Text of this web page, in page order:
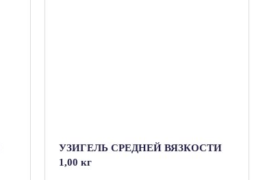
УЗИГЕЛЬ СРЕДНЕЙ ВЯЗКОСТИ
1,00 кг